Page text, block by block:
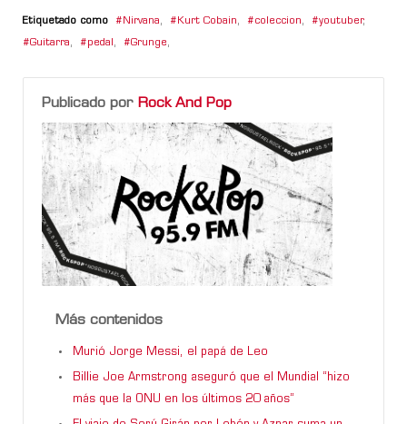
Etiquetado como Nirvana, Kurt Cobain, coleccion, youtuber,
Guitarra, pedal , Grunge,
Publicado por Rock And Pop
Más contenidos
Murió Jorge Messi, el papá de Leo
Billie Joe Armstrong aseguró que el Mundial “hizo
más que la ONU en los últimos 20 años”